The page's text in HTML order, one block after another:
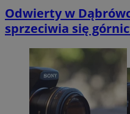
Odwierty w
sprzeciwia się